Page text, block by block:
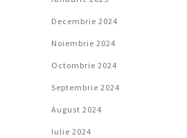
Decembrie 2024
Noiembrie 2024
Octombrie 2024
Septembrie 2024
August 2024
Iulie 2024